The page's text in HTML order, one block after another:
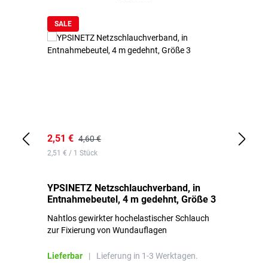
SALE
2,51 € 4,60 €
2,51 € / 1 Stück
YPSINETZ Netzschlauchverband, in
Entnahmebeutel, 4 m gedehnt, Größe 3
Nahtlos gewirkter hochelastischer Schlauch
zur Fixierung von Wundauflagen
Lieferbar | Lieferung in 1-3 Werktagen.